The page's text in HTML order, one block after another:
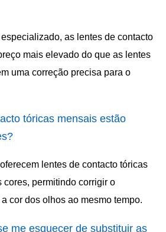
as lentes de contacto
mais elevado do que as lentes
uma correção precisa para o
tóricas mensais estão
lentes de contacto tóricas
cores, permitindo corrigir o
cor dos olhos ao mesmo tempo.
me esquecer de substituir as